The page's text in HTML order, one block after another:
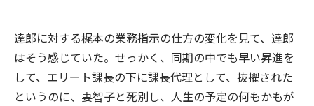
達郎に対する梶本の業務指示の仕方の変化を見て、達郎
はそう感じていた。せっかく、同期の中でも早い昇進を
して、エリート課長の下に課長代理として、抜擢された
というのに、妻智子と死別し、人生の予定の何もかもが